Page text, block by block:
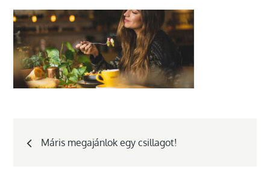
Bejegyzés
Máris megajánlok egy csillagot!